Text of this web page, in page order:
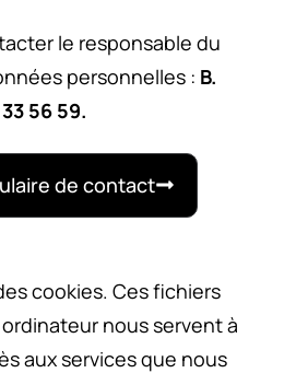
le responsable du
personnelles : B.
56 59.
de contact
cookies. Ces fichiers
nous servent à
aux services que nous